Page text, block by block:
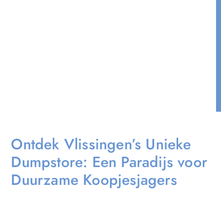
Ontdek Vlissingen’s Unieke
Dumpstore: Een Paradijs voor
Duurzame Koopjesjagers